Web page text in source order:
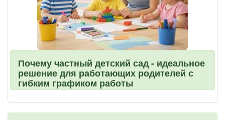
Почему частный детский сад - идеальное
решение для работающих родителей с
гибким графиком работы